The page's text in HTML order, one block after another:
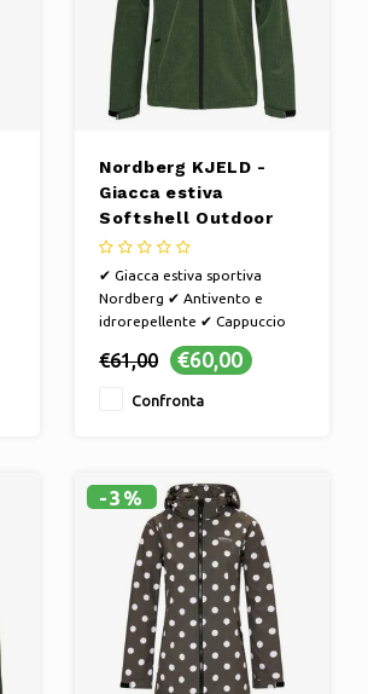
Nordberg KJELD -
Giacca estiva
Softshell Outdoor
Uomo - Verde
Melange
✔ Giacca estiva sportiva
Nordberg ✔ Antivento e
idrorepellente ✔ Cappuccio
staccabile e tasche con
cerniera ✔ Comoda per
€61,00 €60,00
Confronta
-3%